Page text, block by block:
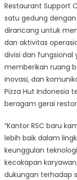
Restaurant Support
satu gedung dengan
dirancang untuk
dan aktivitas
divisi dan fungsional
memberikan ruang
inovasi, dan
Pizza Hut Indonesia
beragam gerai
“Kantor RSC baru
lebih baik dalam
keunggulan
kecakapan
dukungan terhadap